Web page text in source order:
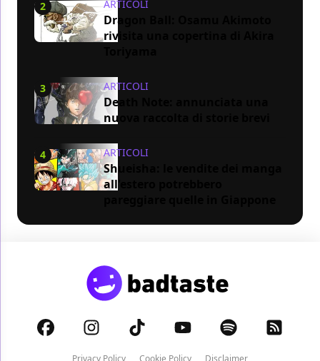
2 ARTICOLI
Dragon Ball: Osamu Akimoto
rivisita una copertina di Akira
3 ARTICOLI
Death Note: annunciata una
nuova raccolta di storie brevi
4 ARTICOLI
Shueisha: le vendite dei manga
all'estero potrebbero
Privacy Policy Cookie Policy Disclaimer